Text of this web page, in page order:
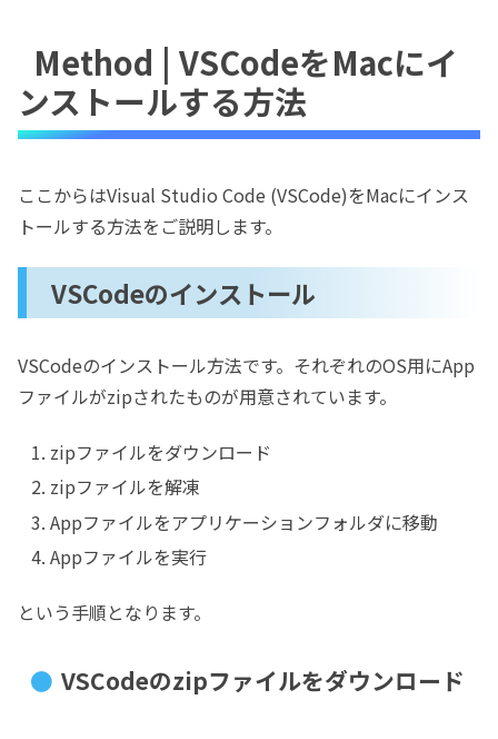
Method | VSCodeをMacにイ
ンストールする方法
ここからはVisual Studio Code (VSCode)をMacにインス
トールする方法をご説明します。
VSCodeのインストール
VSCodeのインストール方法です。それぞれのOS用にApp
ファイルがzipされたものが用意されています。
zipファイルをダウンロード
zipファイルを解凍
Appファイルをアプリケーションフォルダに移動
Appファイルを実行
という手順となります。
VSCodeのzipファイルをダウンロード